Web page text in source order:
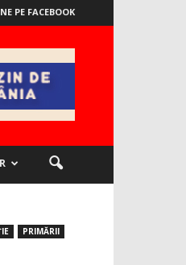
PE FACEBOOK
PRIMĂRII